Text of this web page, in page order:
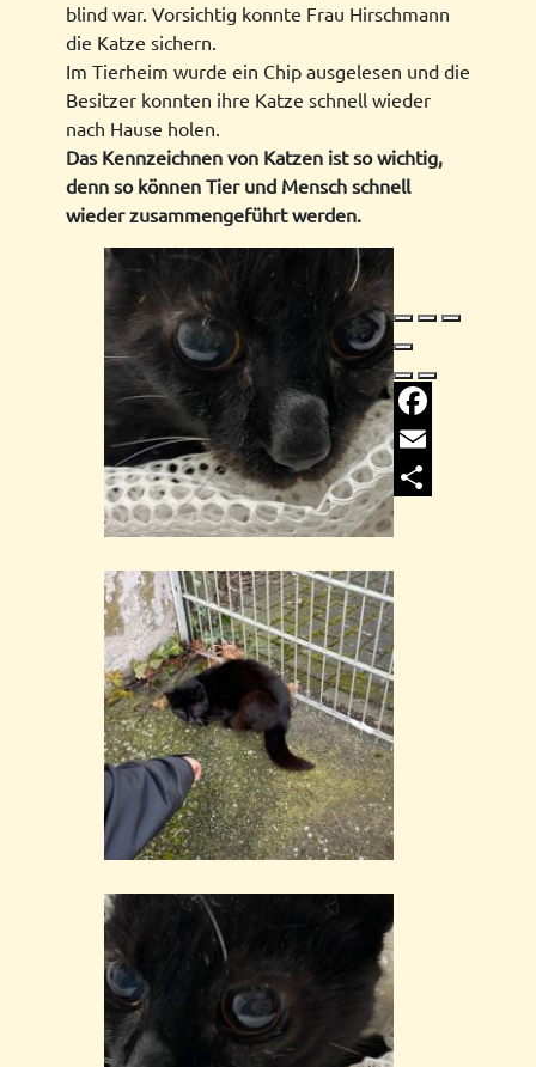
blind war. Vorsichtig konnte Frau Hirschmann
die Katze sichern.
Im Tierheim wurde ein Chip ausgelesen und die
Besitzer konnten ihre Katze schnell wieder
nach Hause holen.
Das Kennzeichnen von Katzen ist so wichtig,
denn so können Tier und Mensch schnell
wieder zusammengeführt werden.
Facebook
Email